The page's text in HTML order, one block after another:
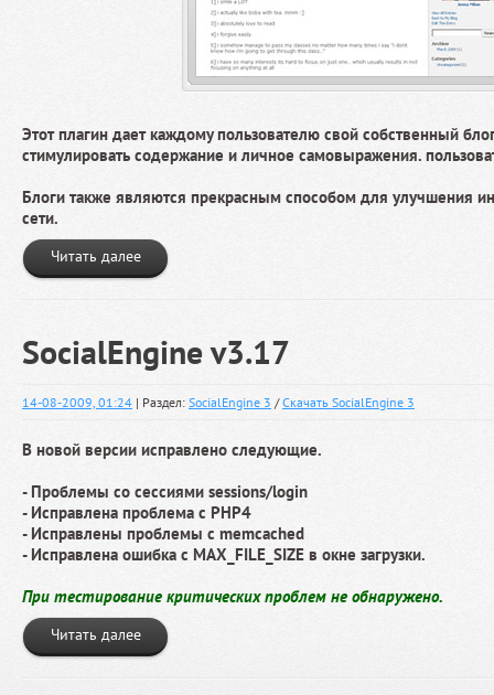
Этот плагин дает каждому пользователю свой собственный
стимулировать содержание и личное самовыражения.
Блоги также являются прекрасным способом для улучшения
сети.
Читать далее
SocialEngine v3.17
14-08-2009, 01:24 | Раздел: SocialEngine 3 /Скачать SocialEngine 3
В новой версии исправлено следующие.
- Проблемы со сессиями sessions/login
- Исправлена проблема с PHP4
- Исправлены проблемы с memcached
- Исправлена ошибка с MAX_FILE_SIZE в окне загрузки.
При тестирование критических проблем не обнаружено.
Читать далее